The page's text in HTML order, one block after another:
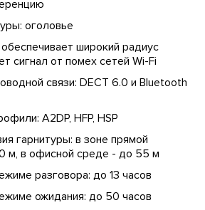
оголовье
широкий радиус
сигнал от помех сетей Wi-Fi
связи: DECT 6.0 и Bluetooth
A2DP, HFP, HSP
гарнитуры: в зоне прямой
м, в офисной среде - до 55 м
разговора: до 13 часов
ожидания: до 50 часов